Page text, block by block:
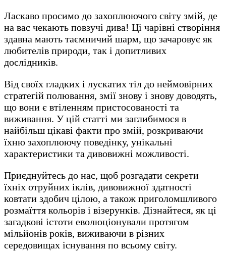
Ласкаво просимо до захоплюючого світу змій, де
на вас чекають повзучі дива! Ці чарівні створіння
здавна мають таємничий шарм, що зачаровує як
любителів природи, так і допитливих
дослідників.
Від своїх гладких і лускатих тіл до неймовірних
стратегій полювання, змії знову і знову доводять,
що вони є втіленням пристосованості та
виживання. У цій статті ми заглибимося в
найбільш цікаві факти про змій, розкриваючи
їхню захоплюючу поведінку, унікальні
характеристики та дивовижні можливості.
Приєднуйтесь до нас, щоб розгадати секрети
їхніх отруйних іклів, дивовижної здатності
ковтати здобич цілою, а також приголомшливого
розмаїття кольорів і візерунків. Дізнайтеся, як ці
загадкові істоти еволюціонували протягом
мільйонів років, виживаючи в різних
середовищах існування по всьому світу.